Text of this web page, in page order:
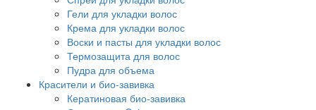
Гели для укладки волос
Крема для укладки волос
Воски и пасты для укладки волос
Термозащита для волос
Пудра для объема
Красители и био-завивка
Кератиновая био-завивка